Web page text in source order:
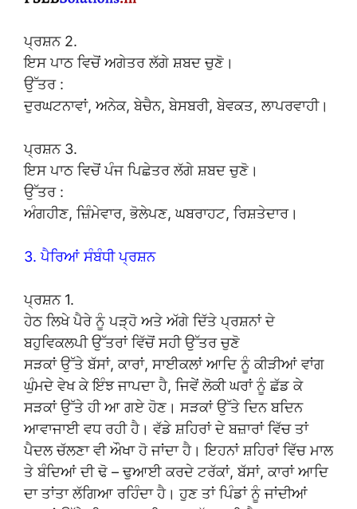
ਪ੍ਰਸ਼ਨ 2.
ਇਸ ਪਾਠ ਵਿਚੋਂ ਅਗੇਤਰ ਲੱਗੇ ਸ਼ਬਦ ਚੁਣੋ।
ਉੱਤਰ :
ਦੁਰਘਟਨਾਵਾਂ, ਅਨੇਕ, ਬੇਚੈਨ, ਬੇਸਬਰੀ, ਬੇਵਕਤ, ਲਾਪਰਵਾਹੀ।
ਪ੍ਰਸ਼ਨ 3.
ਇਸ ਪਾਠ ਵਿਚੋਂ ਪੰਜ ਪਿਛੇਤਰ ਲੱਗੇ ਸ਼ਬਦ ਚੁਣੋ।
ਉੱਤਰ :
ਅੰਗਹੀਣ, ਜ਼ਿੰਮੇਵਾਰ, ਭੋਲੇਪਣ, ਘਬਰਾਹਟ, ਰਿਸ਼ਤੇਦਾਰ।
3. ਪੈਰਿਆਂ ਸੰਬੰਧੀ ਪ੍ਰਸ਼ਨ
ਪ੍ਰਸ਼ਨ 1.
ਹੇਠ ਲਿਖੇ ਪੈਰੇ ਨੂੰ ਪੜ੍ਹੋ ਅਤੇ ਅੱਗੇ ਦਿੱਤੇ ਪ੍ਰਸ਼ਨਾਂ ਦੇ
ਬਹੁਵਿਕਲਪੀ ਉੱਤਰਾਂ ਵਿੱਚੋਂ ਸਹੀ ਉੱਤਰ ਚੁਣੋ
ਸੜਕਾਂ ਉੱਤੇ ਬੱਸਾਂ, ਕਾਰਾਂ, ਸਾਈਕਲਾਂ ਆਦਿ ਨੂੰ ਕੀੜੀਆਂ ਵਾਂਗ
ਘੁੰਮਦੇ ਵੇਖ ਕੇ ਇੰਝ ਜਾਪਦਾ ਹੈ, ਜਿਵੇਂ ਲੋਕੀ ਘਰਾਂ ਨੂੰ ਛੱਡ ਕੇ
ਸੜਕਾਂ ਉੱਤੇ ਹੀ ਆ ਗਏ ਹੋਣ। ਸੜਕਾਂ ਉੱਤੇ ਦਿਨ ਬਦਿਨ
ਆਵਾਜਾਈ ਵਧ ਰਹੀ ਹੈ। ਵੱਡੇ ਸ਼ਹਿਰਾਂ ਦੇ ਬਜ਼ਾਰਾਂ ਵਿੱਚ ਤਾਂ
ਪੈਦਲ ਚੱਲਣਾ ਵੀ ਔਖਾ ਹੋ ਜਾਂਦਾ ਹੈ। ਇਹਨਾਂ ਸ਼ਹਿਰਾਂ ਵਿੱਚ ਮਾਲ
ਤੇ ਬੰਦਿਆਂ ਦੀ ਢੋ – ਢੁਆਈ ਕਰਦੇ ਟਰੱਕਾਂ, ਬੱਸਾਂ, ਕਾਰਾਂ ਆਦਿ
ਦਾ ਤਾਂਤਾ ਲੱਗਿਆ ਰਹਿੰਦਾ ਹੈ। ਹੁਣ ਤਾਂ ਪਿੰਡਾਂ ਨੂੰ ਜਾਂਦੀਆਂ